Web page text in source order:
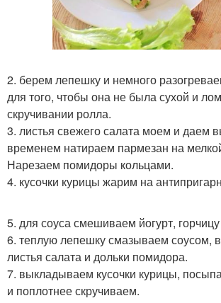
2. берем лепешку и немного
для того, чтобы она не была сухой и
скручивании ролла.
3. листья свежего салата моем и даем
временем натираем пармезан на
Нарезаем помидоры кольцами.
4. кусочки курицы жарим на
5. для соуса смешиваем йогурт,
6. теплую лепешку смазываем соусом,
листья салата и дольки помидора.
7. выкладываем кусочки курицы,
и поплотнее скручиваем.